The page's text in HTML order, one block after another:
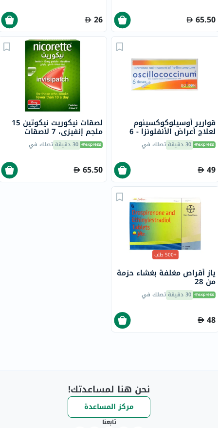
65.50
26
قوارير أوسيلوكوكسينوم
لعلاج أعراض الأنفلونزا - 6
قوارير 30 دقيقة تصلك في
49
لصقات نيكوريت نيكوتين 15
ملجم إنفيزي، 7 لاصقات
30 دقيقة تصلك في
65.50
+500 طلب
ياز أقراص مغلفة بغشاء حزمة
من 28
30 دقيقة تصلك في
48
نحن هنا لمساعدتك!
مركز المساعدة
تابعنا